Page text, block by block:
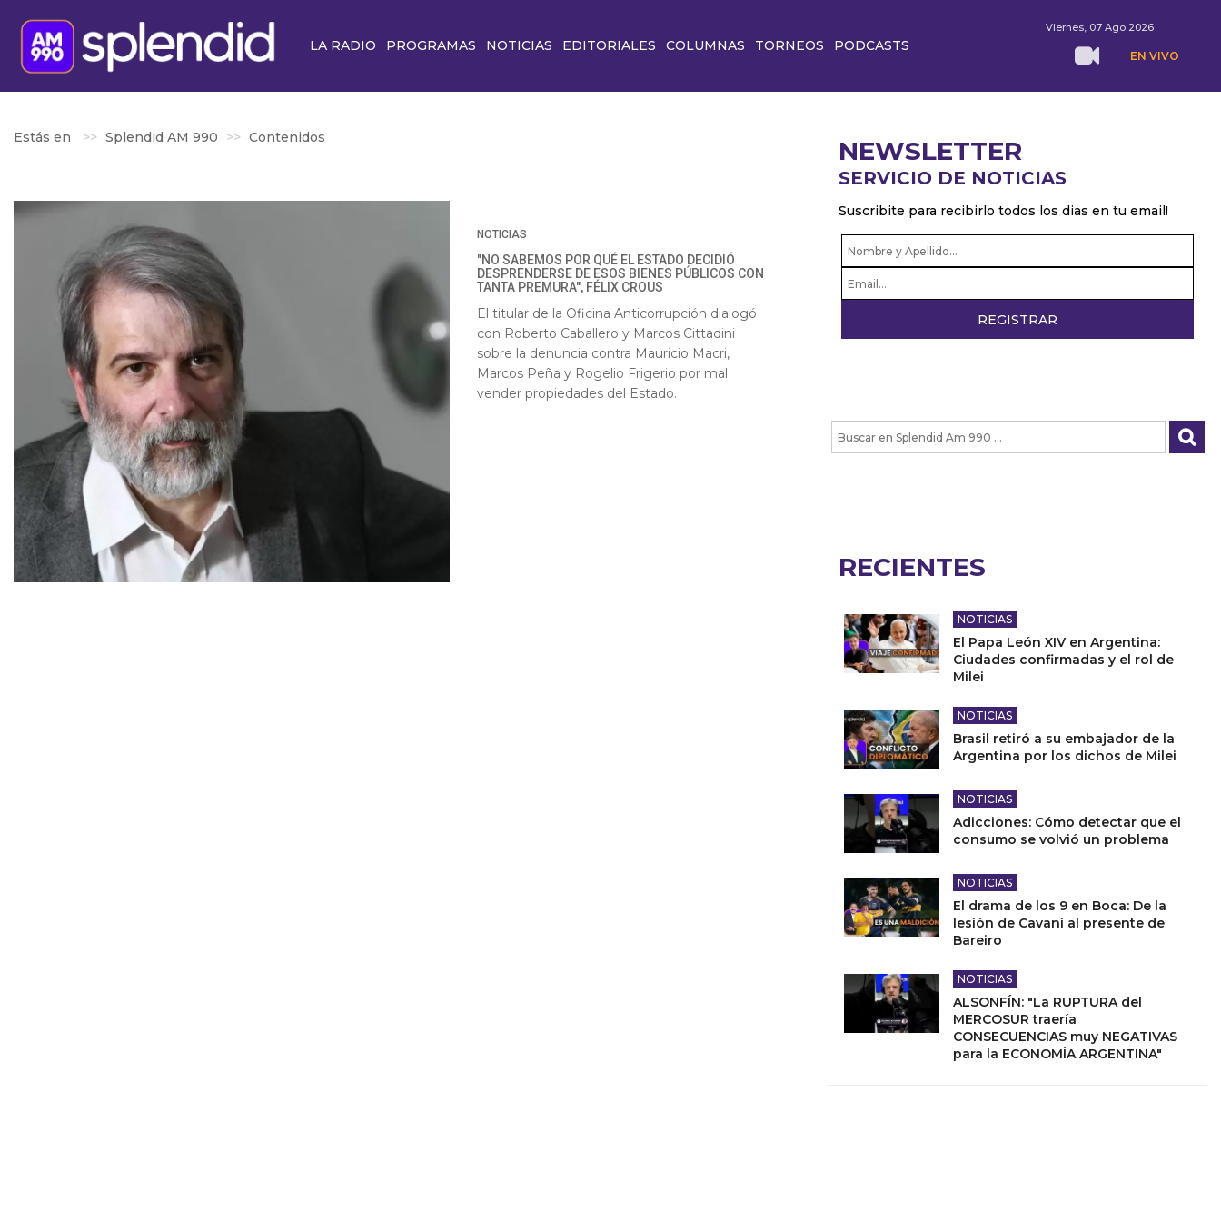
LA RADIO PROGRAMAS NOTICIAS EDITORIALES COLUMNAS TORNEOS PODCASTS
Viernes, 07 Ago 2026
EN VIVO
Estás en Splendid AM 990 Contenidos
NOTICIAS
"NO SABEMOS POR QUÉ EL ESTADO DECIDIÓ
DESPRENDERSE DE ESOS BIENES PÚBLICOS CON
TANTA PREMURA", FÉLIX CROUS
El titular de la Oficina Anticorrupción dialogó
con Roberto Caballero y Marcos Cittadini
sobre la denuncia contra Mauricio Macri,
Marcos Peña y Rogelio Frigerio por mal
vender propiedades del Estado.
NEWSLETTER
SERVICIO DE NOTICIAS
Suscribite para recibirlo todos los dias en tu email!
RECIENTES
NOTICIAS
El Papa León XIV en Argentina:
Ciudades confirmadas y el rol de
Milei
NOTICIAS
Brasil retiró a su embajador de la
Argentina por los dichos de Milei
NOTICIAS
Adicciones: Cómo detectar que el
consumo se volvió un problema
NOTICIAS
El drama de los 9 en Boca: De la
lesión de Cavani al presente de
Bareiro
NOTICIAS
ALSONFÍN: "La RUPTURA del
MERCOSUR traería
CONSECUENCIAS muy NEGATIVAS
para la ECONOMÍA ARGENTINA"